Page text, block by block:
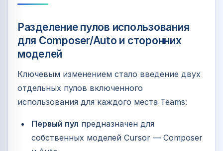
Разделение пулов использования
для Composer/Auto и сторонних
моделей
Ключевым изменением стало введение двух
отдельных пулов включенного
использования для каждого места Teams:
Первый пул предназначен для
собственных моделей Cursor — Composer